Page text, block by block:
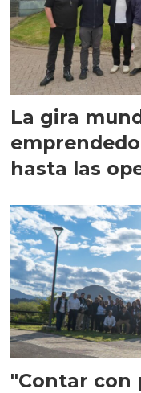
La gira
hasta las
"Contar con